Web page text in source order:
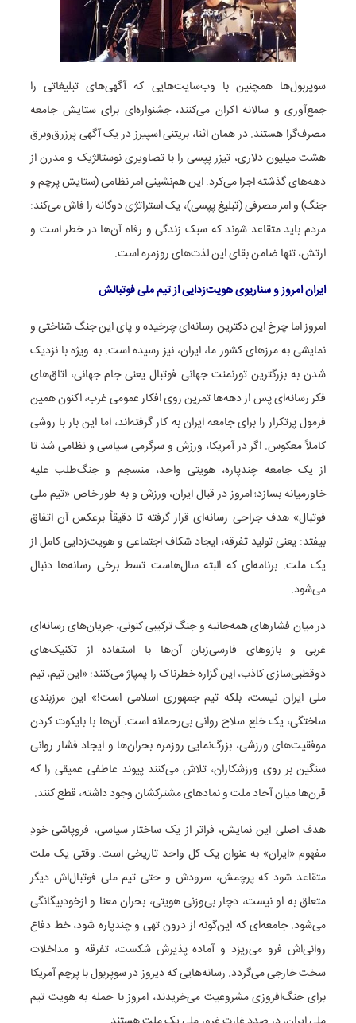
سوپربول‌ها همچنین با وب‌سایت‌هایی که آگهی‌های تبلیغاتی را
جمع‌آوری و سالانه اکران می‌کنند، جشنواره‌ای برای ستایش جامعه
مصرف‌گرا هستند. در همان اثنا، بریتنی اسپیرز در یک آگهی پرزرق‌وبرق
هشت میلیون دلاری، تیزر پپسی را با تصاویری نوستالژیک و مدرن از
دهه‌های گذشته اجرا می‌کرد. این هم‌نشینیِ امر نظامی (ستایش پرچم و
جنگ) و امر مصرفی (تبلیغ پپسی)، یک استراتژی دوگانه را فاش می‌کند:
مردم باید متقاعد شوند که سبک زندگی و رفاه آن‌ها در خطر است و
ارتش، تنها ضامن بقای این لذت‌های روزمره است.
ایران امروز و سناریوی هویت‌زدایی از تیم ملی فوتبالش
امروز اما چرخ این دکترین رسانه‌ای چرخیده و پای این جنگ شناختی و
نمایشی به مرزهای کشور ما، ایران، نیز رسیده است. به ویژه با نزدیک
شدن به بزرگترین تورنمنت جهانی فوتبال یعنی جام جهانی، اتاق‌های
فکر رسانه‌ای پس از دهه‌ها تمرین روی افکار عمومی غرب، اکنون همین
فرمول پرتکرار را برای جامعه ایران به کار گرفته‌اند، اما این بار با روشی
کاملاً معکوس. اگر در آمریکا، ورزش و سرگرمی سیاسی و نظامی شد تا
از یک جامعه چندپاره، هویتی واحد، منسجم و جنگ‌طلب علیه
خاورمیانه بسازد؛ امروز در قبال ایران، ورزش و به طور خاص «تیم ملی
فوتبال» هدف جراحی رسانه‌ای قرار گرفته تا دقیقاً برعکس آن اتفاق
بیفتد: یعنی تولید تفرقه، ایجاد شکاف اجتماعی و هویت‌زدایی کامل از
یک ملت. برنامه‌ای که البته سال‌هاست تسط برخی رسانه‌ها دنبال
می‌شود.
در میان فشارهای همه‌جانبه و جنگ ترکیبی کنونی، جریان‌های رسانه‌ای
غربی و بازوهای فارسی‌زبان آن‌ها با استفاده از تکنیک‌های
دوقطبی‌سازی کاذب، این گزاره خطرناک را پمپاژ می‌کنند: «این تیم، تیم
ملی ایران نیست، بلکه تیم جمهوری اسلامی است!» این مرزبندی
ساختگی، یک خلع سلاح روانی بی‌رحمانه است. آن‌ها با بایکوت کردن
موفقیت‌های ورزشی، بزرگ‌نمایی روزمره بحران‌ها و ایجاد فشار روانی
سنگین بر روی ورزشکاران، تلاش می‌کنند پیوند عاطفی عمیقی را که
قرن‌ها میان آحاد ملت و نمادهای مشترکشان وجود داشته، قطع کنند.
هدف اصلی این نمایش، فراتر از یک ساختار سیاسی، فروپاشی خودِ
مفهوم «ایران» به عنوان یک کل واحد تاریخی است. وقتی یک ملت
متقاعد شود که پرچمش، سرودش و حتی تیم ملی فوتبال‌اش دیگر
متعلق به او نیست، دچار بی‌وزنی هویتی، بحران معنا و ازخودبیگانگی
می‌شود. جامعه‌ای که این‌گونه از درون تهی و چندپاره شود، خط دفاع
روانی‌اش فرو می‌ریزد و آماده پذیرش شکست، تفرقه و مداخلات
سخت خارجی می‌گردد. رسانه‌هایی که دیروز در سوپربول با پرچم آمریکا
برای جنگ‌افروزی مشروعیت می‌خریدند، امروز با حمله به هویت تیم